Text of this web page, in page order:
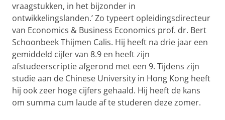
vraagstukken, in het bijzonder in
ontwikkelingslanden.’ Zo typeert opleidingsdirecteur
van Economics & Business Economics prof. dr. Bert
Schoonbeek Thijmen Calis. Hij heeft na drie jaar een
gemiddeld cijfer van 8.9 en heeft zijn
afstudeerscriptie afgerond met een 9. Tijdens zijn
studie aan de Chinese University in Hong Kong heeft
hij ook zeer hoge cijfers gehaald. Hij heeft de kans
om summa cum laude af te studeren deze zomer.